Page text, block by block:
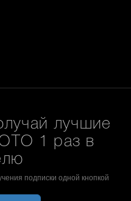
лучшие
1 раз в
подписки одной кнопкой